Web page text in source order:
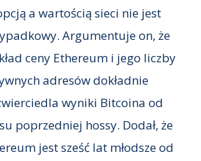
a wartością sieci nie jest
Argumentuje on, że
ceny Ethereum i jego liczby
adresów dokładnie
wyniki Bitcoina od
poprzedniej hossy. Dodał, że
jest sześć lat młodsze od